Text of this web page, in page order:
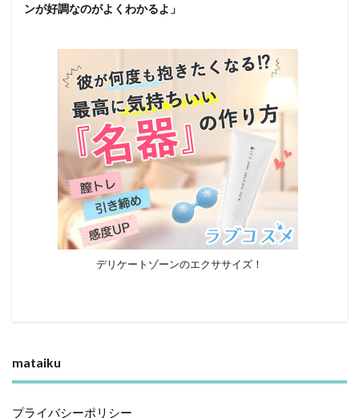
ンが好調なのがよくわかるよ」
デリケートゾーンのエクササイズ！
mataiku
プライバシーポリシー